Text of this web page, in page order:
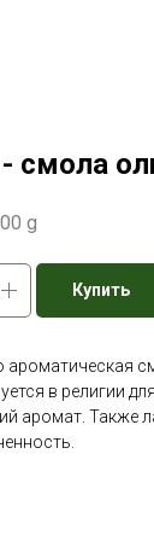
смола
g
Купить
ароматическая
в религии
аромат. Также